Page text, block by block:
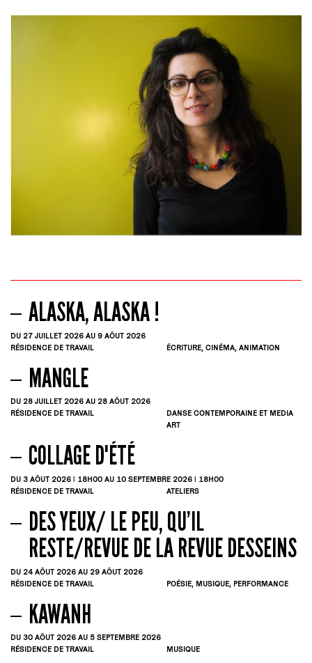
ALASKA, ALASKA !
DU 27 JUILLET 2026 AU 9 AÔUT 2026
RÉSIDENCE DE TRAVAIL
ÉCRITURE, CINÉMA, ANIMATION
MANGLE
DU 28 JUILLET 2026 AU 28 AÔUT 2026
RÉSIDENCE DE TRAVAIL
DANSE CONTEMPORAINE ET MEDIA
ART
COLLAGE D'ÉTÉ
DU 3 AÔUT 2026 | 18H00 AU 10 SEPTEMBRE 2026 | 18H00
RÉSIDENCE DE TRAVAIL
ATELIERS
DES YEUX/ LE PEU, QU’IL
RESTE/REVUE DE LA REVUE DESSEINS
DU 24 AÔUT 2026 AU 29 AÔUT 2026
RÉSIDENCE DE TRAVAIL
POÉSIE, MUSIQUE, PERFORMANCE
KAWANH
DU 30 AÔUT 2026 AU 5 SEPTEMBRE 2026
RÉSIDENCE DE TRAVAIL
MUSIQUE